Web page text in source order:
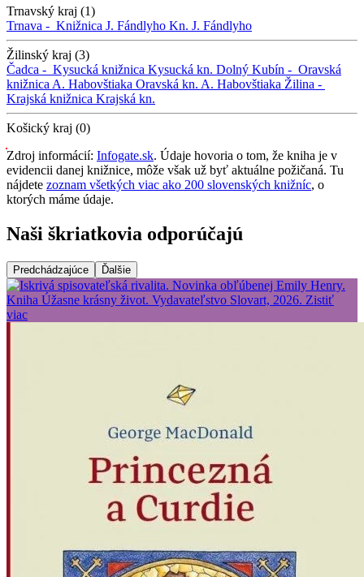
Trnavský kraj (1)
Trnava - Knižnica J. Fándlyho Kn. J. Fándlyho
Žilinský kraj (3)
Čadca - Kysucká knižnica Kysucká kn. Dolný Kubín - Oravská
knižnica A. Habovštiaka Oravská kn. A. Habovštiaka Žilina -
Krajská knižnica Krajská kn.
Košický kraj (0)
Zdroj informácií: Infogate.sk. Údaje hovoria o tom, že kniha je v
evidencii danej knižnice, môže však už byť aktuálne požičaná. Tu
nájdete zoznam všetkých viac ako 200 slovenských knižníc, o
ktorých máme údaje.
Naši škriatkovia odporúčajú
Predchádzajúce Ďalšie